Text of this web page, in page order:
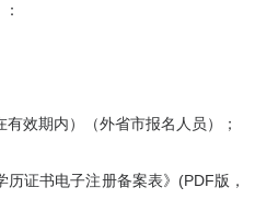
效期内）（外省市报名人员）；
证书电子注册备案表》(PDF版，